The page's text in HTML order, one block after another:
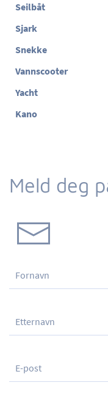
Seilbåt
Sjark
Snekke
Vannscooter
Yacht
Kano
Meld deg